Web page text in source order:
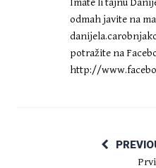
Imate li tajnu
odmah javite na
potražite na
http://